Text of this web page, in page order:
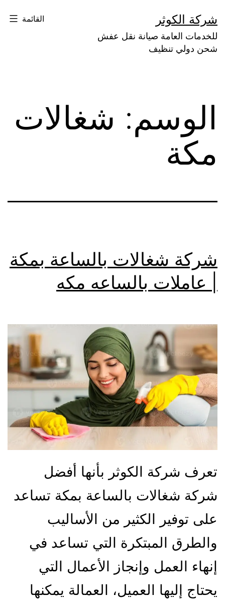
إلى
المحتوى
شركة الكوثر
للخدمات العامة صيانة نقل عفش
شحن دولي تنظيف
القائمة
الوسم: شغالات
مكة
شركة شغالات بالساعة بمكة
| عاملات بالساعه مكه
تعرف شركة الكوثر بأنها أفضل
شركة شغالات بالساعة بمكة تساعد
على توفير الكثير من الأساليب
والطرق المبتكرة التي تساعد في
إنهاء العمل وإنجاز الأعمال التي
يحتاج إليها العميل، العمالة يمكنها